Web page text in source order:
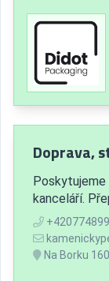
Doprava,
kanceláří.
Na Borku